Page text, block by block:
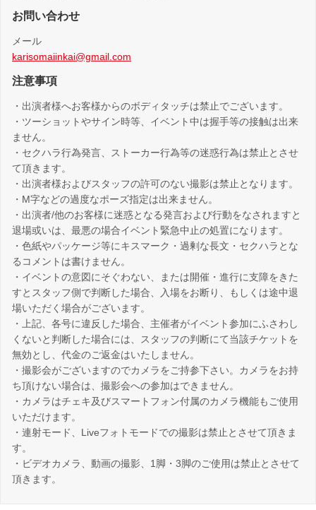
お問い合わせ
メール
karisomaiinkai@gmail.com
注意事項
・出演者様へお客様からのボディタッチは禁止でございます。
・ツーショットやサイン時等、イベント中は握手等の接触は出来
ません。
・セクハラ行為発言、ストーカー行為等の迷惑行為は禁止とさせ
て頂きます。
・出演者様およびスタッフの許可のない撮影は禁止となります。
・M字などの過度なポーズ指定は出来ません。
・出演者/他のお客様に迷惑となる発言および行動をなされますと
退場或いは、最悪の場合イベント緊急中止の処置になります。
・色紙やパッケージ等にキスマーク・過剰な長文・セクハラとな
るコメントは書けません。
・イベントの意図にそぐわない、または開催・進行に支障をきた
すとスタッフ側で判断した場合、入場をお断り、もしくは途中退
場いただく場合がございます。
・上記、各号に違反した場合、主催者がイベント参加にふさわし
くないと判断した場合には、スタッフの判断にて当該チケットを
無効とし、代金のご返金はいたしません。
・撮影会がございますのでカメラをご持参下さい。カメラをお持
ち頂けない場合は、撮影会への参加はできません。
・カメラはチェキ及びスマートフォン付属のカメラ機能もご使用
いただけます。
・連射モード、Liveフォトモードでの撮影は禁止とさせて頂きま
す。
・ビデオカメラ、動画の撮影、1脚・3脚のご使用は禁止とさせて
頂きます。